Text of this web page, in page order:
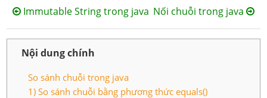
Immutable String trong java Nối chuỗi trong java
Nội dung chính
So sánh chuỗi trong java
1) So sánh chuỗi bằng phương thức equals()